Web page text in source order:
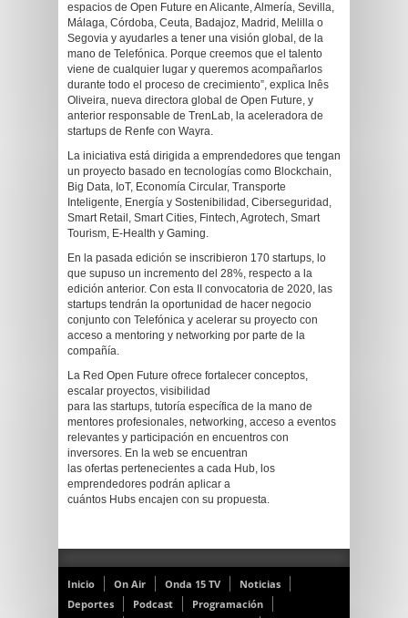
espacios de Open Future en Alicante, Almería, Sevilla,
Málaga, Córdoba, Ceuta, Badajoz, Madrid, Melilla o
Segovia y ayudarles a tener una visión global, de la
mano de Telefónica. Porque creemos que el talento
viene de cualquier lugar y queremos acompañarlos
durante todo el proceso de crecimiento”, explica Inês
Oliveira, nueva directora global de Open Future, y
anterior responsable de TrenLab, la aceleradora de
startups de Renfe con Wayra.
La iniciativa está dirigida a emprendedores que tengan
un proyecto basado en tecnologías como Blockchain,
Big Data, IoT, Economía Circular, Transporte
Inteligente, Energía y Sostenibilidad, Ciberseguridad,
Smart Retail, Smart Cities, Fintech, Agrotech, Smart
Tourism, E-Health y Gaming.
En la pasada edición se inscribieron 170 startups, lo
que supuso un incremento del 28%, respecto a la
edición anterior. Con esta II convocatoria de 2020, las
startups tendrán la oportunidad de hacer negocio
conjunto con Telefónica y acelerar su proyecto con
acceso a mentoring y networking por parte de la
compañía.
La Red Open Future ofrece fortalecer conceptos,
escalar proyectos, visibilidad
para las startups, tutoría específica de la mano de
mentores profesionales, networking, acceso a eventos
relevantes y participación en encuentros con
inversores. En la web se encuentran
las ofertas pertenecientes a cada Hub, los
emprendedores podrán aplicar a
cuántos Hubs encajen con su propuesta.
Inicio On Air Onda 15 TV
Noticias
Deportes
Podcast
Programación